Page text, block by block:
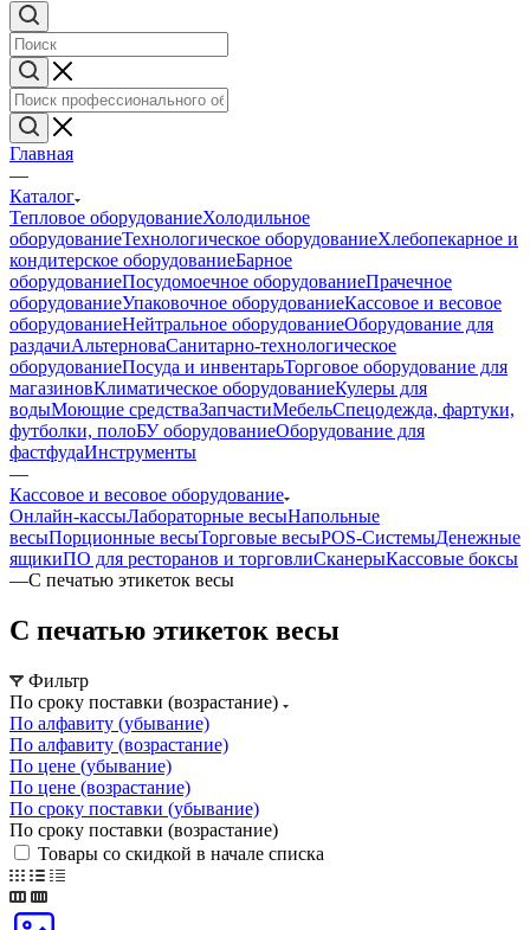
Главная
—
Каталог
Тепловое оборудованиеХолодильное
оборудованиеТехнологическое оборудованиеХлебопекарное и
кондитерское оборудованиеБарное
оборудованиеПосудомоечное оборудованиеПрачечное
оборудованиеУпаковочное оборудованиеКассовое и весовое
оборудованиеНейтральное оборудованиеОборудование для
раздачиАльтерноваСанитарно-технологическое
оборудованиеПосуда и инвентарьТорговое оборудование для
магазиновКлиматическое оборудованиеКулеры для
водыМоющие средстваЗапчастиМебельСпецодежда, фартуки,
футболки, полоБУ оборудованиеОборудование для
фастфудаИнструменты
—
Кассовое и весовое оборудование
Онлайн-кассыЛабораторные весыНапольные
весыПорционные весыТорговые весыPOS-СистемыДенежные
ящикиПО для ресторанов и торговлиСканерыКассовые боксы
—С печатью этикеток весы
С печатью этикеток весы
Фильтр
По сроку поставки (возрастание)
По алфавиту (убывание)
По алфавиту (возрастание)
По цене (убывание)
По цене (возрастание)
По сроку поставки (убывание)
По сроку поставки (возрастание)
Товары со скидкой в начале списка